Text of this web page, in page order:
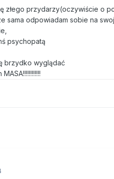
złego przydarzy(oczywiście o
sama odpowiadam sobie na
psychopatą
brzydko wyglądać